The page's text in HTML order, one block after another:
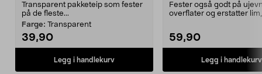
Transparent pakketeip som fester
på de fleste...
Farge: Transparent
39,90
Legg i handlekurv
Fester også godt på
overflater og erstatter
59,90
Legg i handlekurv